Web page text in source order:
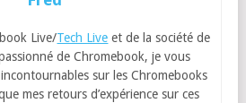
Live/Tech Live et de la société de
de Chromebook, je vous
sur les Chromebooks
mes retours d’expérience sur ces